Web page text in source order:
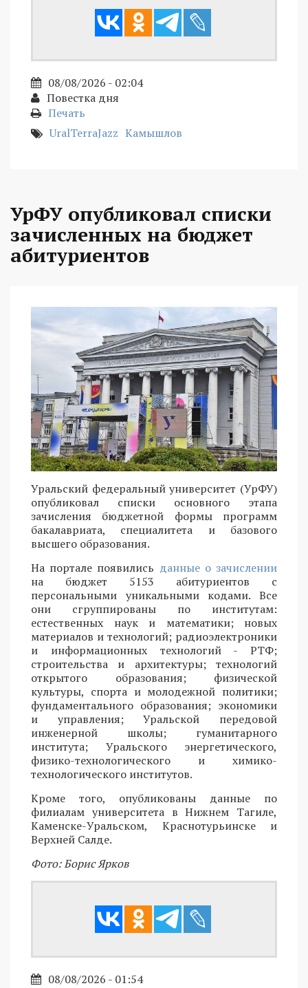
08/08/2026 - 02:04
Повестка дня
Печать
UralTerraJazz Камышлов
УрФУ опубликовал списки
зачисленных на бюджет
абитуриентов
Уральский федеральный университет (УрФУ)
опубликовал списки основного этапа
зачисления бюджетной формы программ
бакалавриата, специалитета и базового
высшего образования.
На портале появились данные о зачислении
на бюджет 5153 абитуриентов с
персональными уникальными кодами. Все
они сгруппированы по институтам:
естественных наук и математики; новых
материалов и технологий; радиоэлектроники
и информационных технологий - РТФ;
строительства и архитектуры; технологий
открытого образования; физической
культуры, спорта и молодежной политики;
фундаментального образования; экономики
и управления; Уральской передовой
инженерной школы; гуманитарного
института; Уральского энергетического,
физико-технологического и химико-
технологического институтов.
Кроме того, опубликованы данные по
филиалам университета в Нижнем Тагиле,
Каменске-Уральском, Краснотурьинске и
Верхней Салде.
Фото: Борис Ярков
08/08/2026 - 01:54